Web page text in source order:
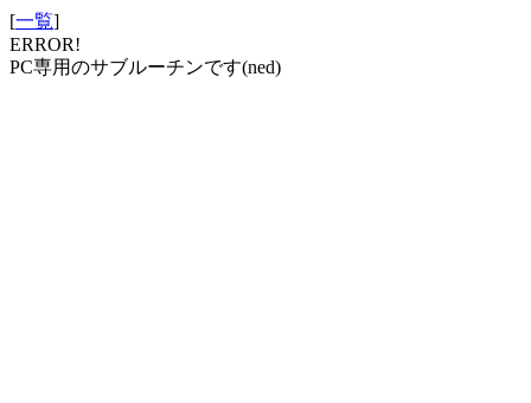
[一覧]
ERROR!
PC専用のサブルーチンです(ned)